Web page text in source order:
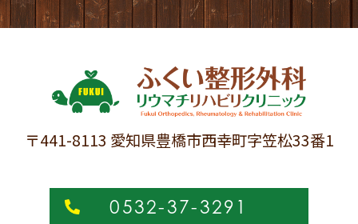
〒441-8113 愛知県豊橋市西幸町字笠松33番1
0532-37-3291